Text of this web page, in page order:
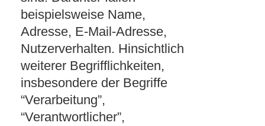
beispielsweise Name,
Adresse, E-Mail-Adresse,
Nutzerverhalten. Hinsichtlich
weiterer Begrifflichkeiten,
insbesondere der Begriffe
“Verarbeitung”,
“Verantwortlicher”,